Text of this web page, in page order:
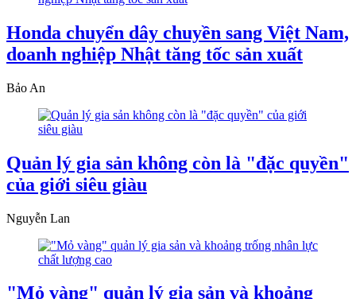
Honda chuyển dây chuyền sang Việt Nam,
doanh nghiệp Nhật tăng tốc sản xuất
Bảo An
Quản lý gia sản không còn là "đặc quyền"
của giới siêu giàu
Nguyễn Lan
"Mỏ vàng" quản lý gia sản và khoảng